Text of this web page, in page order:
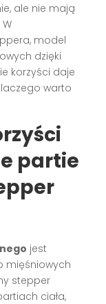
ale nie mają
model
dzięki
korzyści daje
warto
partie
jest
mięśniowych
stepper
ciała,